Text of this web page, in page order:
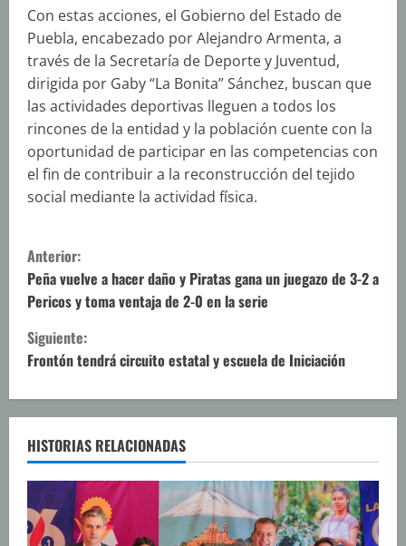
Con estas acciones, el Gobierno del Estado de
Puebla, encabezado por Alejandro Armenta, a
través de la Secretaría de Deporte y Juventud,
dirigida por Gaby “La Bonita” Sánchez, buscan que
las actividades deportivas lleguen a todos los
rincones de la entidad y la población cuente con la
oportunidad de participar en las competencias con
el fin de contribuir a la reconstrucción del tejido
social mediante la actividad física.
S
i
g
u
e
l
e
y
Anterior:
Peña vuelve a hacer daño y Piratas gana un juegazo de 3-2 a
Pericos y toma ventaja de 2-0 en la serie
Siguiente:
Frontón tendrá circuito estatal y escuela de Iniciación
HISTORIAS RELACIONADAS